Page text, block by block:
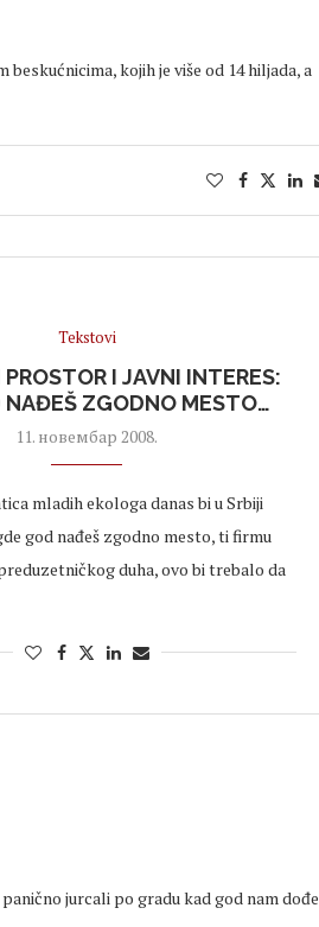
kojih je više od 14 hiljada, a
Tekstovi
I JAVNI INTERES:
NAĐEŠ ZGODNO MESTO…
11. новембар 2008.
mladih ekologa danas bi u Srbiji
god nađeš zgodno mesto, ti firmu
duha, ovo bi trebalo da
jurcali po gradu kad god nam dođe